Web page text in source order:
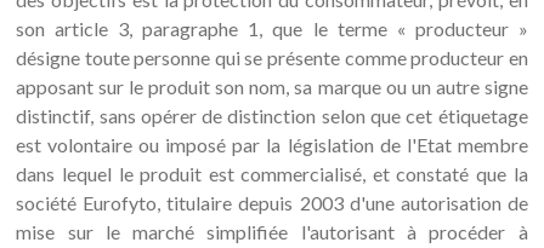
son article 3, paragraphe 1, que le terme « producteur »
désigne toute personne qui se présente comme producteur en
apposant sur le produit son nom, sa marque ou un autre signe
distinctif, sans opérer de distinction selon que cet étiquetage
est volontaire ou imposé par la législation de l'Etat membre
dans lequel le produit est commercialisé, et constaté que la
société Eurofyto, titulaire depuis 2003 d'une autorisation de
mise sur le marché simplifiée l'autorisant à procéder à